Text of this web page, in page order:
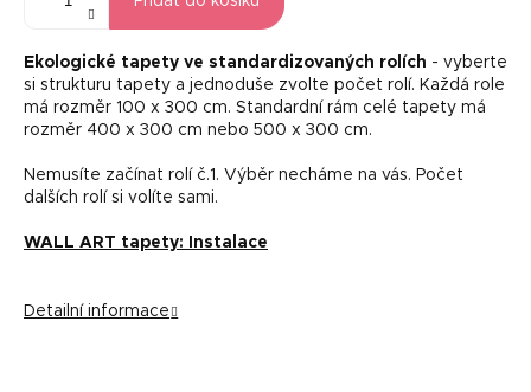
Ekologické tapety ve standardizovaných rolích - vyberte
si strukturu tapety a jednoduše zvolte počet rolí. Každá role
má rozměr 100 x 300 cm. Standardní rám celé tapety má
rozměr 400 x 300 cm nebo 500 x 300 cm.
Nemusíte začínat rolí č.1. Výběr necháme na vás. Počet
dalších rolí si volíte sami.
WALL ART tapety: Instalace
Detailní informace